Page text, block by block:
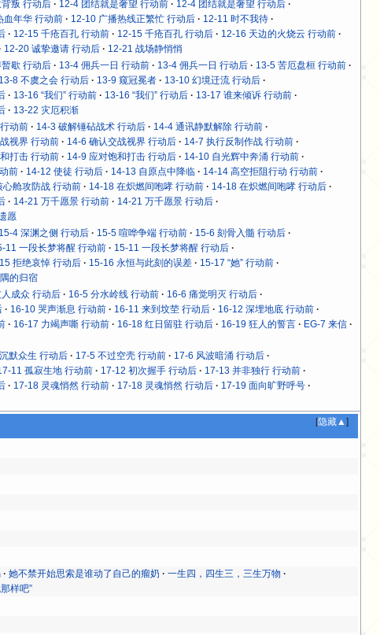
叛 行动后 12-4 团结就是奢望 行动前
12-4 团结就是奢望 行动后
血年华 行动前 12-10 广播热线正繁忙 行动后
12-11 时不我待
12-15 千疮百孔 行动前 12-15 千疮百孔 行动后
12-16 天边的火烧云 行动前
12-20 诚挚邀请 行动后 12-21 战场静悄悄
歇 行动后 13-4 佣兵一日 行动前 13-4 佣兵一日 行动后
13-5 苦厄盘桓 行动前
13-8 不虞之会 行动后 13-9 窥冠冕者
13-10 幻境迁流 行动后
13-16 “我们” 行动前 13-16 “我们” 行动后
13-17 谁来倾诉 行动前
13-22 灾厄积渐
动前 14-3 破解锤砧战术 行动后
14-4 通讯静默解除 行动前
视界 行动前 14-6 确认交战视界 行动后
14-7 执行反制作战 行动前
打击 行动前 14-9 应对饱和打击 行动后
14-10 自光辉中奔涌 行动前
前 14-12 使徒 行动后 14-13 自原点中降临
14-14 高空拒阻行动 行动前
心舱攻防战 行动前 14-18 在炽燃间咆哮 行动前
14-18 在炽燃间咆哮 行动后
14-21 万千愿景 行动前
14-21 万千愿景 行动后
愿
15-4 深渊之侧 行动后 15-5 喧哗争端 行动前
15-6 刻骨入髓 行动后
11 一段长梦将醒 行动前
15-11 一段长梦将醒 行动后
拒绝哀悼 行动后 15-16 永恒与此刻的误差
15-17 “她” 行动前
的归宿
成众 行动后 16-5 分水岭线 行动前
16-6 痛觉明灭 行动后
16-10 哭声渐息 行动前 16-11 来到坟茔 行动后
16-12 深埋地底 行动前
16-17 力竭声嘶 行动前 16-18 红日留驻 行动后 16-19 狂人的誓言
EG-7 来信
默众生 行动后 17-5 不过空壳 行动前
17-6 风波暗涌 行动后
11 孤寂生地 行动前 17-12 初次握手 行动后
17-13 并非独行 行动前
17-18 灵魂悄然 行动前 17-18 灵魂悄然 行动后
17-19 面向旷野呼号
[隐藏▲]
她不禁开始思索是谁动了自己的瘤奶
一生四，四生三，三生万物
样吧”